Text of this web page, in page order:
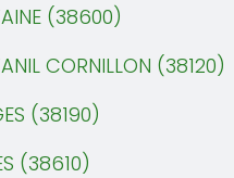
(38600)
CORNILLON (38120)
(38190)
(38610)